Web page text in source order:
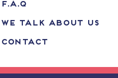
F.A.Q
WE TALK ABOUT US
CONTACT